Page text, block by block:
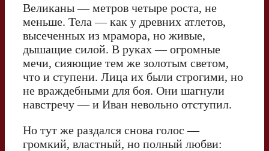
Великаны — метров четыре роста, не
меньше. Тела — как у древних атлетов,
высеченных из мрамора, но живые,
дышащие силой. В руках — огромные
мечи, сияющие тем же золотым светом,
что и ступени. Лица их были строгими, но
не враждебными для боя. Они шагнули
навстречу — и Иван невольно отступил.
Но тут же раздался снова голос —
громкий, властный, но полный любви: